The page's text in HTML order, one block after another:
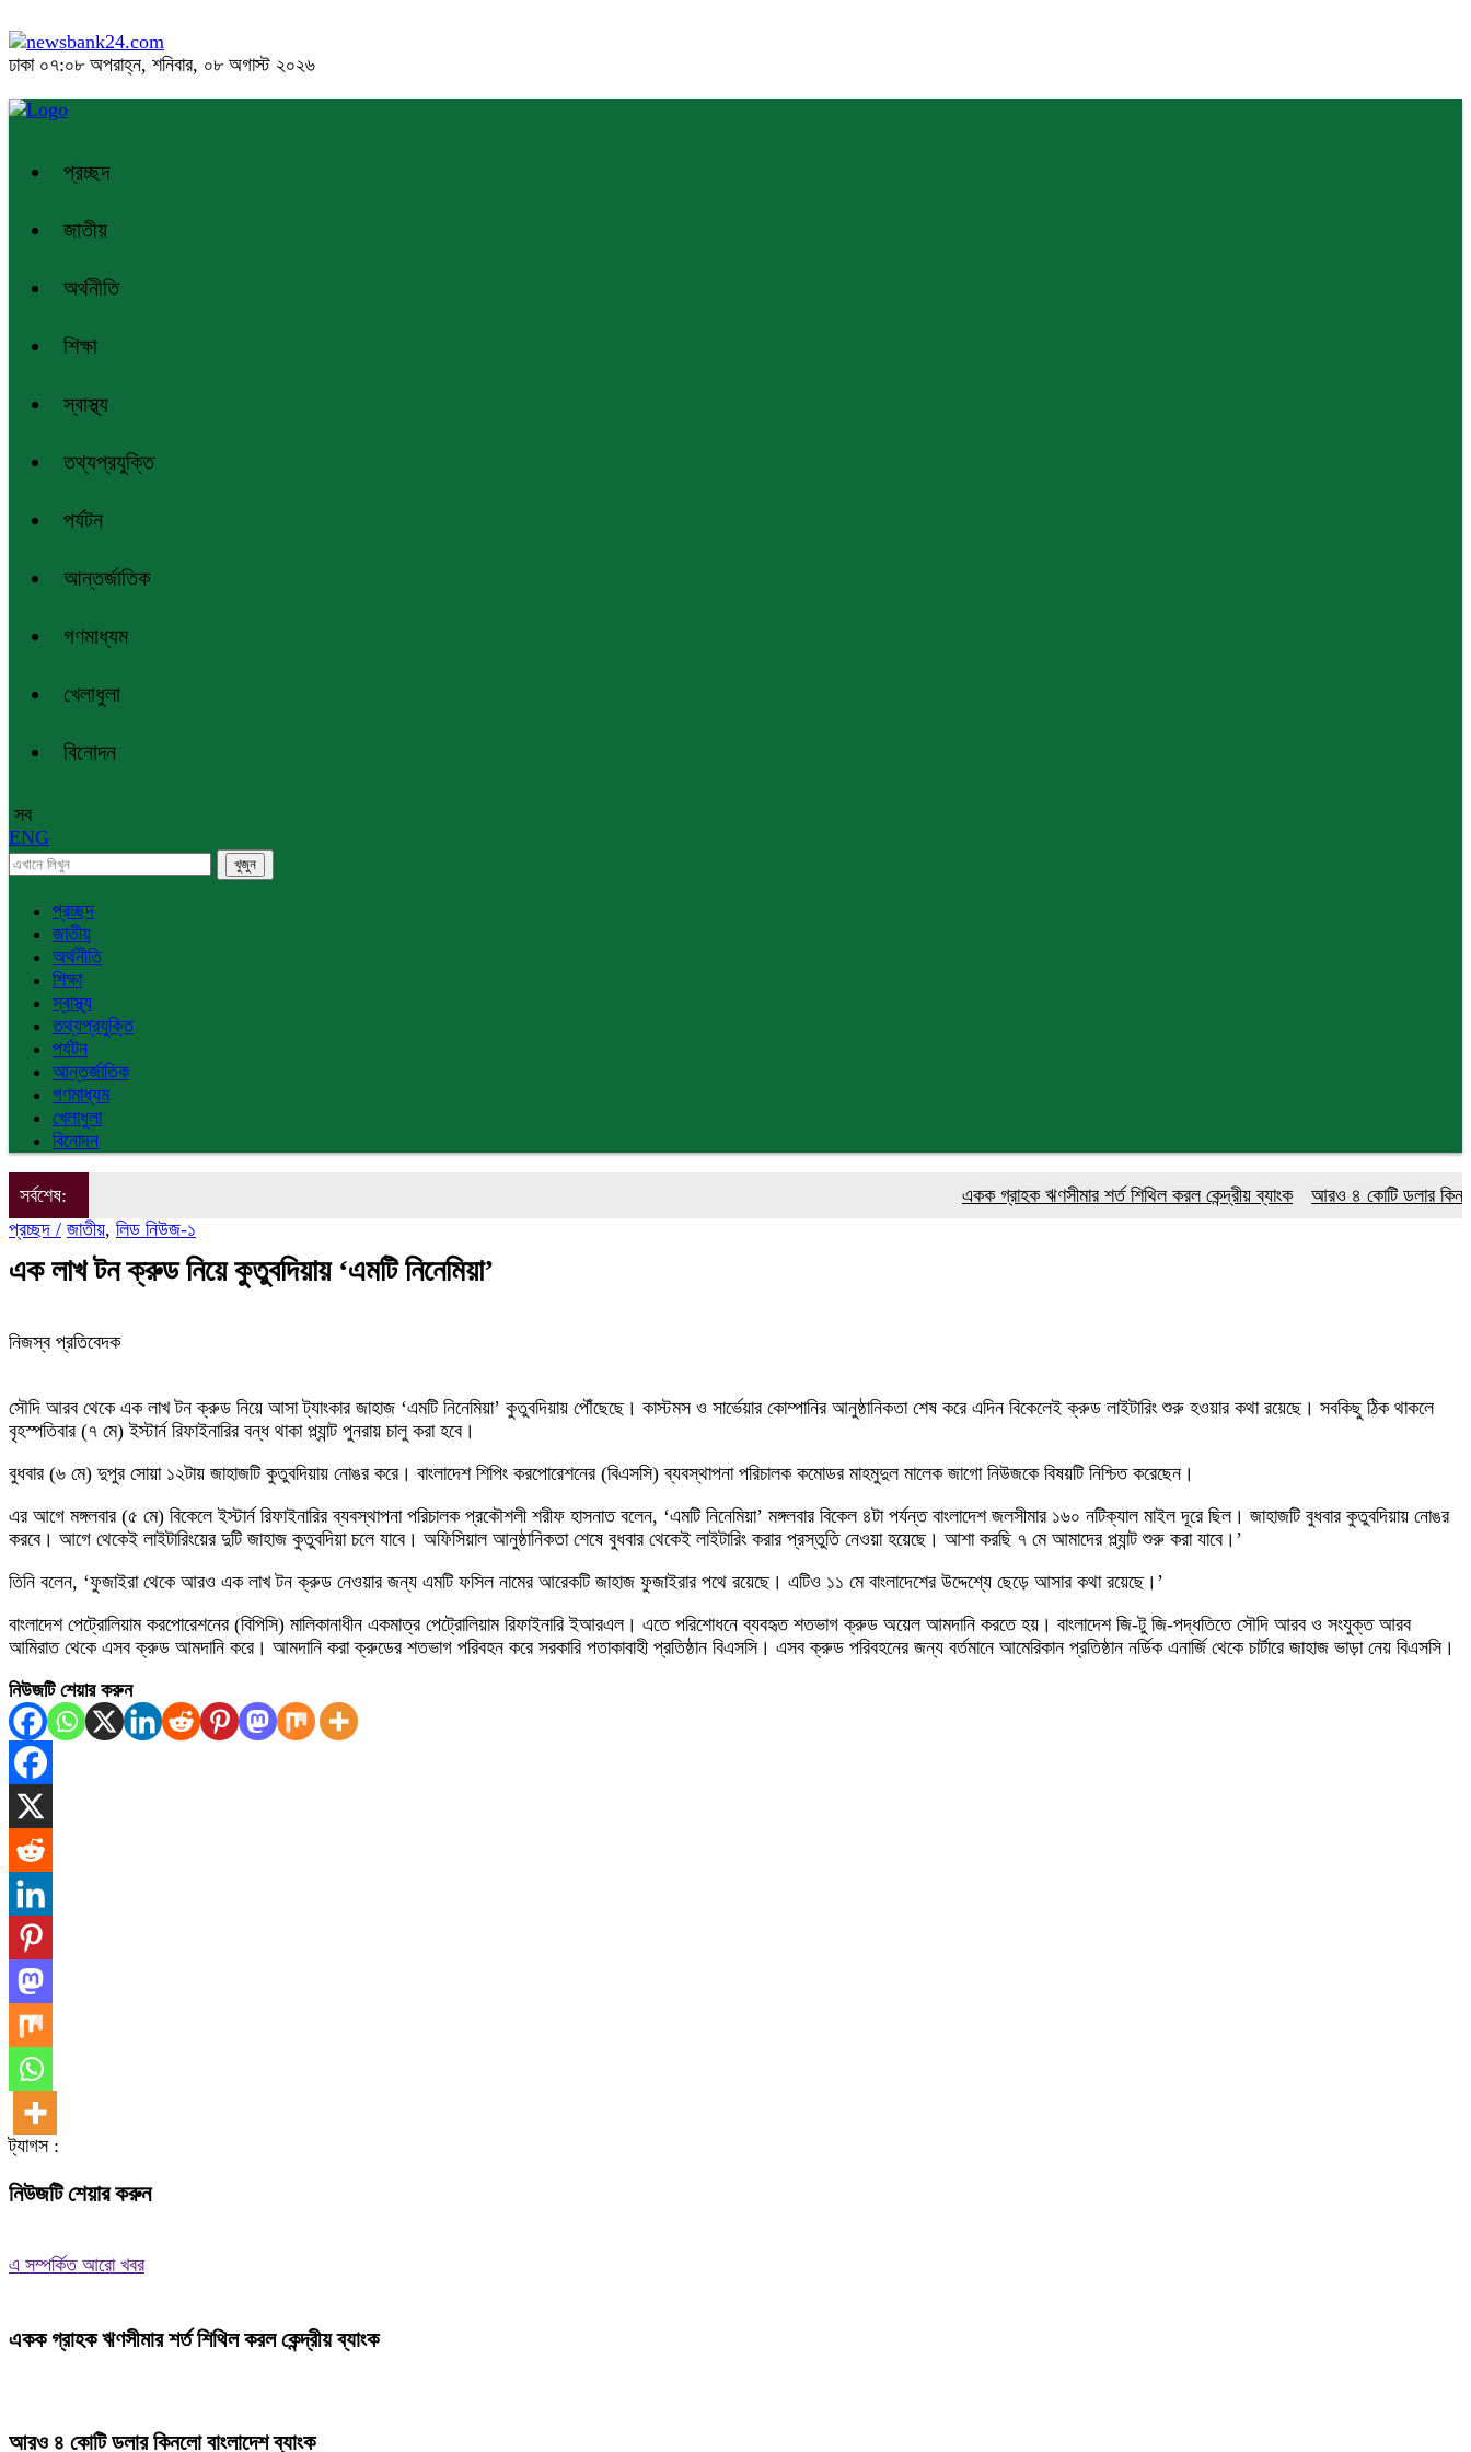
ঢাকা ০৭:০৮ অপরাহ্ন, শনিবার, ০৮ অগাস্ট ২০২৬
প্রচ্ছদ
জাতীয়
অর্থনীতি
শিক্ষা
স্বাস্থ্য
তথ্যপ্রযুক্তি
পর্যটন
আন্তর্জাতিক
গণমাধ্যম
খেলাধুলা
বিনোদন
সব
ENG
প্রচ্ছদ
জাতীয়
অর্থনীতি
শিক্ষা
স্বাস্থ্য
তথ্যপ্রযুক্তি
পর্যটন
আন্তর্জাতিক
গণমাধ্যম
খেলাধুলা
বিনোদন
সর্বশেষ: একক গ্রাহক ঋণসীমার শর্ত শিথিল করল কেন্দ্রীয় ব্যাংক
আরও ৪ কোটি ডলার কিনলো
প্রচ্ছদ / জাতীয়, লিড নিউজ-১
এক লাখ টন ক্রুড নিয়ে কুতুবদিয়ায় ‘এমটি নিনেমিয়া’
নিজস্ব প্রতিবেদক
সৌদি আরব থেকে এক লাখ টন ক্রুড নিয়ে আসা ট্যাংকার জাহাজ ‘এমটি নিনেমিয়া’ কুতুবদিয়ায় পৌঁছেছে। কাস্টমস ও সার্ভেয়ার কোম্পানির আনুষ্ঠানিকতা শেষ করে এদিন বিকেলেই ক্রুড লাইটারিং শুরু হওয়ার কথা রয়েছে। সবকিছু ঠিক থাকলে
বৃহস্পতিবার (৭ মে) ইস্টার্ন রিফাইনারির বন্ধ থাকা প্ল্যান্ট পুনরায় চালু করা হবে।
বুধবার (৬ মে) দুপুর সোয়া ১২টায় জাহাজটি ‌কুতুবদিয়ায় নোঙর করে। বাংলাদেশ শিপিং করপোরেশনের (বিএসসি) ব্যবস্থাপনা পরিচালক কমোডর মাহমুদুল মালেক জাগো নিউজকে বিষয়টি নিশ্চিত করেছেন।
এর আগে মঙ্গলবার (৫ মে) বিকেলে ইস্টার্ন রিফাইনারির ব্যবস্থাপনা পরিচালক প্রকৌশলী শরীফ হাসনাত বলেন, ‘এমটি নিনেমিয়া’ মঙ্গলবার বিকেল ৪টা পর্যন্ত বাংলাদেশ জলসীমার ১৬০ নটিক্যাল মাইল দূরে ছিল। জাহাজটি বুধবার কুতুবদিয়ায় নোঙর
করবে। আগে থেকেই লাইটারিংয়ের দুটি জাহাজ কুতুবদিয়া চলে যাবে। অফিসিয়াল আনুষ্ঠানিকতা শেষে বুধবার থেকেই লাইটারিং করার প্রস্তুতি নেওয়া হয়েছে। আশা করছি ৭ মে আমাদের প্ল্যান্ট শুরু করা যাবে।’
তিনি বলেন, ‘ফুজাইরা থেকে আরও এক লাখ টন ক্রুড নেওয়ার জন্য এমটি ফসিল নামের আরেকটি জাহাজ ফুজাইরার পথে রয়েছে। এটিও ১১ মে বাংলাদেশের উদ্দেশ্যে ছেড়ে আসার কথা রয়েছে।’
বাংলাদেশ পেট্রোলিয়াম করপোরেশনের (বিপিসি) মালিকানাধীন একমাত্র পেট্রোলিয়াম রিফাইনারি ইআরএল। এতে পরিশোধনে ব্যবহৃত শতভাগ ক্রুড অয়েল আমদানি করতে হয়। বাংলাদেশ জি-টু জি-পদ্ধতিতে সৌদি আরব ও সংযুক্ত আরব
আমিরাত থেকে এসব ক্রুড আমদানি করে। আমদানি করা ক্রুডের শতভাগ পরিবহন করে সরকারি পতাকাবাহী প্রতিষ্ঠান বিএসসি। এসব ক্রুড পরিবহনের জন্য বর্তমানে আমেরিকান প্রতিষ্ঠান নর্ডিক এনার্জি থেকে চার্টারে জাহাজ ভাড়া নেয় বিএসসি।
নিউজটি শেয়ার করুন
ট্যাগস :
নিউজটি শেয়ার করুন
এ সম্পর্কিত আরো খবর
একক গ্রাহক ঋণসীমার শর্ত শিথিল করল কেন্দ্রীয় ব্যাংক
আরও ৪ কোটি ডলার কিনলো বাংলাদেশ ব্যাংক